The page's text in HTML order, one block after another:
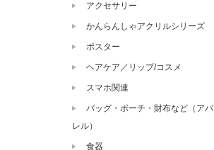
アクセサリー
かんらんしゃアクリルシリーズ
ポスター
ヘアケア／リップ/コスメ
スマホ関連
バッグ・ポーチ・財布など（アパ
レル）
食器